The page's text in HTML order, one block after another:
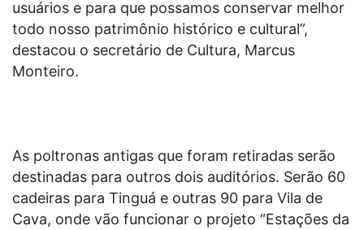
usuários e para que possamos conservar melhor
todo nosso patrimônio histórico e cultural”,
destacou o secretário de Cultura, Marcus
Monteiro.
As poltronas antigas que foram retiradas serão
destinadas para outros dois auditórios. Serão 60
cadeiras para Tinguá e outras 90 para Vila de
Cava, onde vão funcionar o projeto “Estações da